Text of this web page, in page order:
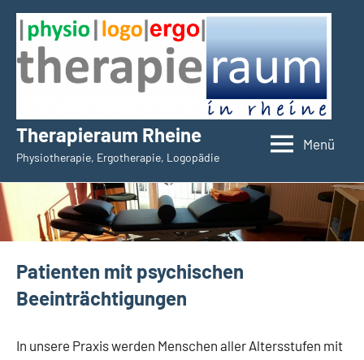
Zum
Inhalt
springen
Therapieraum Rheine
Physiotherapie, Ergotherapie, Logopädie
Menü
Patienten mit psychischen
Beeinträchtigungen
In unsere Praxis werden Menschen aller Altersstufen mit